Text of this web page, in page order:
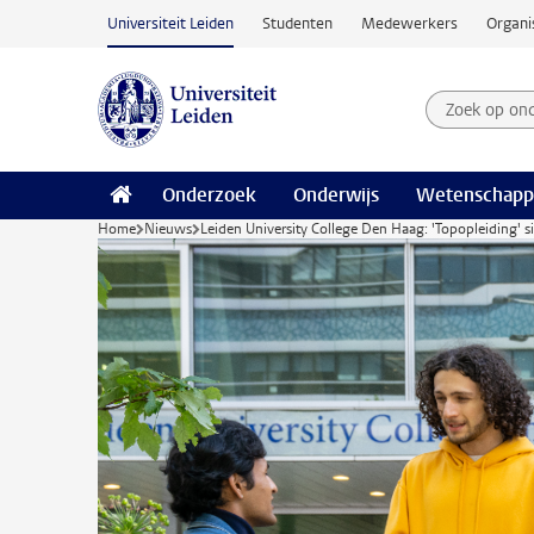
Ga naar hoofdinhoud
Universiteit Leiden Studenten Medewerkers
Zoek op
Zoekterm
Onderzoek Onderwijs
Home Nieuws Leiden University College Den Haag: 'Topopleiding'